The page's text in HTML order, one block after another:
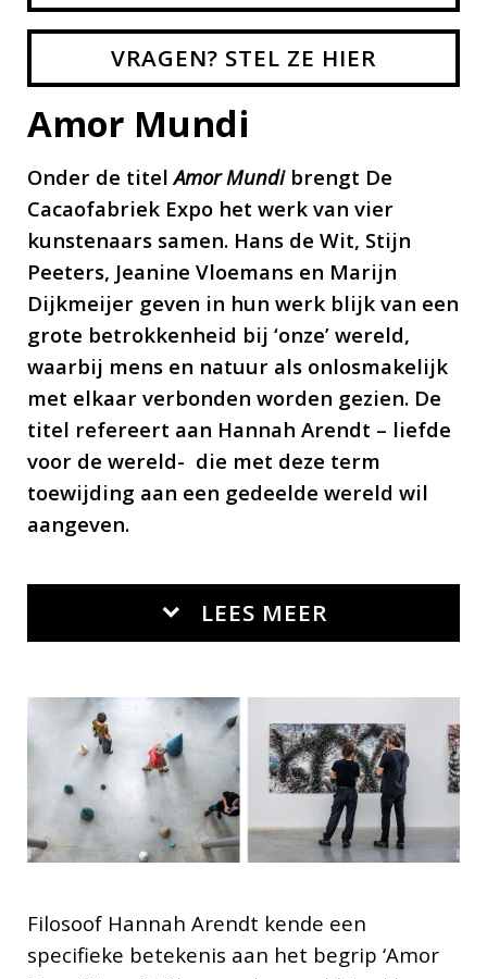
Amor Mundi
Onder de titelAmor Mundi brengt De
Cacaofabriek Expo het werk van vier
kunstenaars samen. Hans de Wit, Stijn
Peeters, Jeanine Vloemans en Marijn
Dijkmeijer geven in hun werk blijk van een
grote betrokkenheid bij ‘onze’ wereld,
waarbij mens en natuur als onlosmakelijk
met elkaar verbonden worden gezien. De
titel refereert aan Hannah Arendt – liefde
voor de wereld- die met deze term
toewijding aan een gedeelde wereld wil
aangeven.
LEES MEER
VRAGEN? STEL ZE HIER
Filosoof Hannah Arendt kende een
specifieke betekenis aan het begrip ‘Amor